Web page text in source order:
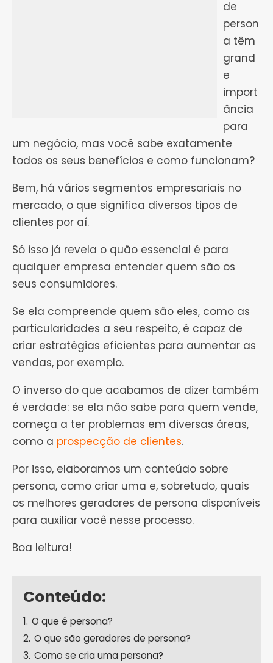
de
person
a têm
grand
e
import
ância
para
um negócio, mas você sabe exatamente
todos os seus benefícios e como funcionam?
Bem, há vários segmentos empresariais no
mercado, o que significa diversos tipos de
clientes por aí.
Só isso já revela o quão essencial é para
qualquer empresa entender quem são os
seus consumidores.
Se ela compreende quem são eles, como as
particularidades a seu respeito, é capaz de
criar estratégias eficientes para aumentar as
vendas, por exemplo.
O inverso do que acabamos de dizer também
é verdade: se ela não sabe para quem vende,
começa a ter problemas em diversas áreas,
como a prospecção de clientes.
Por isso, elaboramos um conteúdo sobre
persona, como criar uma e, sobretudo, quais
os melhores geradores de persona disponíveis
para auxiliar você nesse processo.
Boa leitura!
Conteúdo:
1. O que é persona?
2. O que são geradores de persona?
3. Como se cria uma persona?